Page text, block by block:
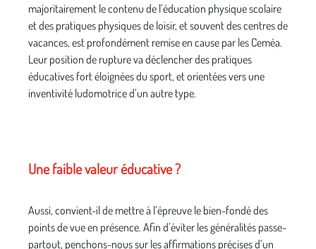
majoritairement le contenu de l’éducation physique scolaire
et des pratiques physiques de loisir, et souvent des centres de
vacances, est profondément remise en cause par les Ceméa.
Leur position de rupture va déclencher des pratiques
éducatives fort éloignées du sport, et orientées vers une
inventivité ludomotrice d’un autre type.
Une faible valeur éducative ?
Aussi, convient-il de mettre à l’épreuve le bien-fondé des
points de vue en présence. Afin d’éviter les généralités passe-
partout, penchons-nous sur les affirmations précises d’un